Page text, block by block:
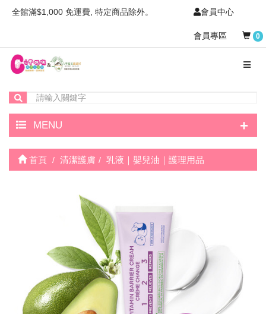
全館滿$1,000 免運費, 特定商品除外。 會員中心
會員專區 0
MENU +
首頁 清潔護膚 乳液｜嬰兒油｜護理用品